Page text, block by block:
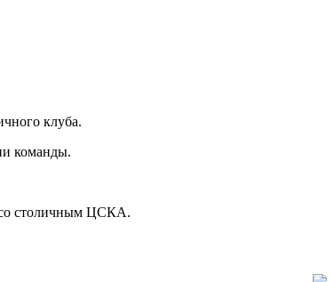
клуба.
команды.
со столичным ЦСКА.